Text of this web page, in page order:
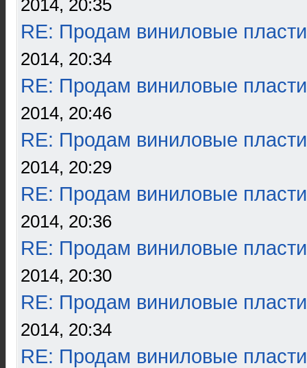
2014, 20:35
RE: Продам виниловые
2014, 20:34
RE: Продам виниловые
2014, 20:46
RE: Продам виниловые
2014, 20:29
RE: Продам виниловые
2014, 20:36
RE: Продам виниловые
2014, 20:30
RE: Продам виниловые
2014, 20:34
RE: Продам виниловые